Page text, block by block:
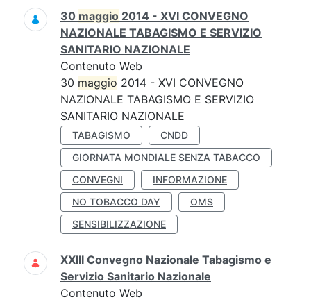
30 maggio 2014 - XVI CONVEGNO
NAZIONALE TABAGISMO E SERVIZIO
SANITARIO NAZIONALE
Contenuto Web
30 maggio 2014 - XVI CONVEGNO
NAZIONALE TABAGISMO E SERVIZIO
SANITARIO NAZIONALE
TABAGISMO
CNDD
GIORNATA MONDIALE SENZA TABACCO
CONVEGNI
INFORMAZIONE
NO TOBACCO DAY
OMS
SENSIBILIZZAZIONE
XXIII Convegno Nazionale Tabagismo e
Servizio Sanitario Nazionale
Contenuto Web